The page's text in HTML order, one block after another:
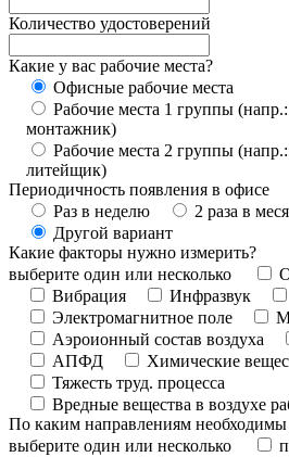
Количество удостоверений
Какие у вас рабочие места?
Офисные рабочие места
Рабочие места 1 группы (напр.:
монтажник)
Рабочие места 2 группы
литейщик)
Периодичность появления в офисе
Раз в неделю
2 раза в
Другой вариант
Какие факторы нужно измерить?
выберите один или несколько
Вибрация
Инфразвук
Электромагнитное поле
Аэроионный состав воздуха
АПФД
Химические
Тяжесть труд. процесса
Вредные вещества в воздухе
По каким направлениям необходимы
выберите один или несколько